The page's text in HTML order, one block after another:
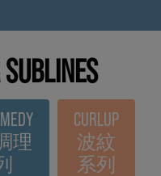
理
CURLUP
波紋
系列